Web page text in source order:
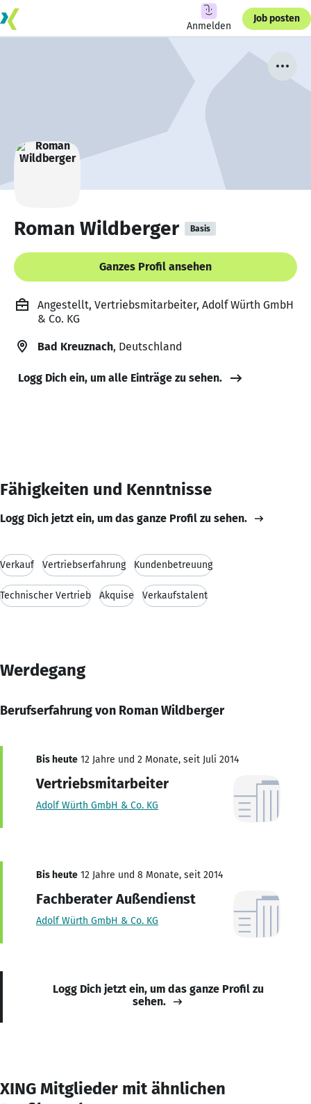
Anmelden
Job posten
Roman Wildberger Basis
Ganzes Profil ansehen
Angestellt, Vertriebsmitarbeiter, Adolf Würth GmbH
& Co. KG
Bad Kreuznach, Deutschland
Logg Dich ein, um alle Einträge zu sehen.
Fähigkeiten und Kenntnisse
Logg Dich jetzt ein, um das ganze Profil zu sehen.
Verkauf Vertriebserfahrung Kundenbetreuung
Technischer Vertrieb Akquise Verkaufstalent
Werdegang
Berufserfahrung von Roman Wildberger
Bis heute 12 Jahre und 2 Monate, seit Juli 2014
Vertriebsmitarbeiter
Adolf Würth GmbH & Co. KG
Bis heute 12 Jahre und 8 Monate, seit 2014
Fachberater Außendienst
Adolf Würth GmbH & Co. KG
Logg Dich jetzt ein, um das ganze Profil zu
sehen.
XING Mitglieder mit ähnlichen